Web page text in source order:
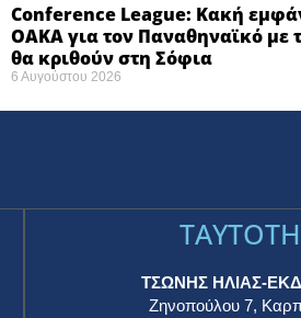
Conference League: Κακή
ΟΑΚΑ για τον Παναθηναϊκό με
θα κριθούν στη Σόφια ​
6 Αυγούστου 2026
ΤΣΩΝΗΣ ΗΛΙΑΣ-
Ζηνοπούλου 7,